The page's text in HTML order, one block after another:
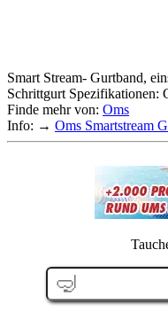
Smart Stream- Gurtband,
Schrittgurt Spezifikationen:
Finde mehr von: Oms
Info: → Oms Smartstream